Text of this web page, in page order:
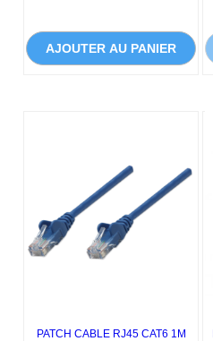
AJOUTER AU PANIER
PATCH CABLE RJ45 CAT6 1M